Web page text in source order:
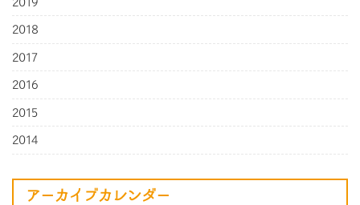
2018
2017
2016
2015
2014
アーカイブカレンダー